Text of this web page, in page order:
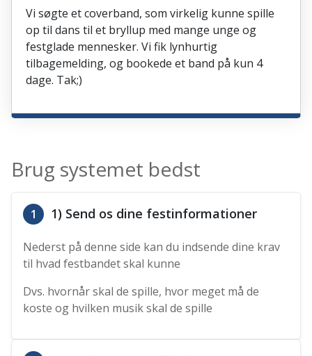
Vi søgte et coverband, som virkelig kunne spille
op til dans til et bryllup med mange unge og
festglade mennesker. Vi fik lynhurtig
tilbagemelding, og bookede et band på kun 4
dage. Tak;)
Brug systemet bedst
1 1) Send os dine festinformationer
Nederst på denne side kan du indsende dine krav
til hvad festbandet skal kunne
Dvs. hvornår skal de spille, hvor meget må de
koste og hvilken musik skal de spille